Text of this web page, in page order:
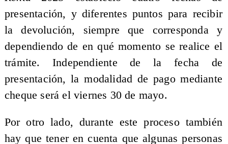
presentación, y diferentes puntos para recibir
la devolución, siempre que corresponda y
dependiendo de en qué momento se realice el
trámite. Independiente de la fecha de
presentación, la modalidad de pago mediante
cheque será el viernes 30 de mayo.
Por otro lado, durante este proceso también
hay que tener en cuenta que algunas personas